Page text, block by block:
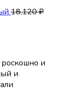
18,120₽
и
и